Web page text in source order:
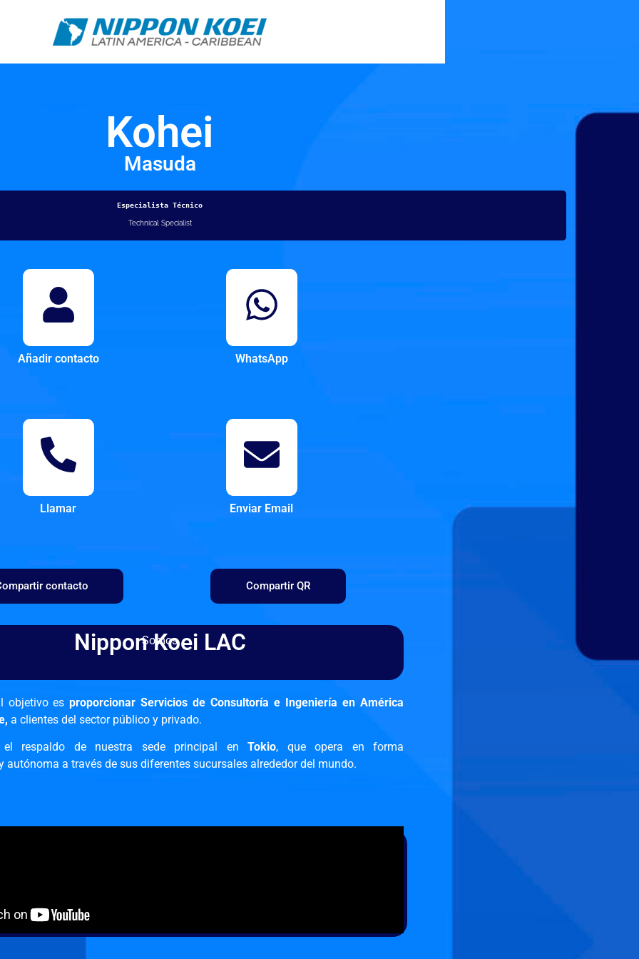
Kohei
Masuda
Especialista Técnico
Technical Specialist
Añadir contacto WhatsApp
Llamar Enviar Email
contacto Compartir QR
Somos
Nippon Koei LAC
objetivo es proporcionar Servicios de Consultoría e Ingeniería en América
a clientes del sector público y privado.
el respaldo de nuestra sede principal en Tokio, que opera en forma
autónoma a través de sus diferentes sucursales alrededor del mundo.